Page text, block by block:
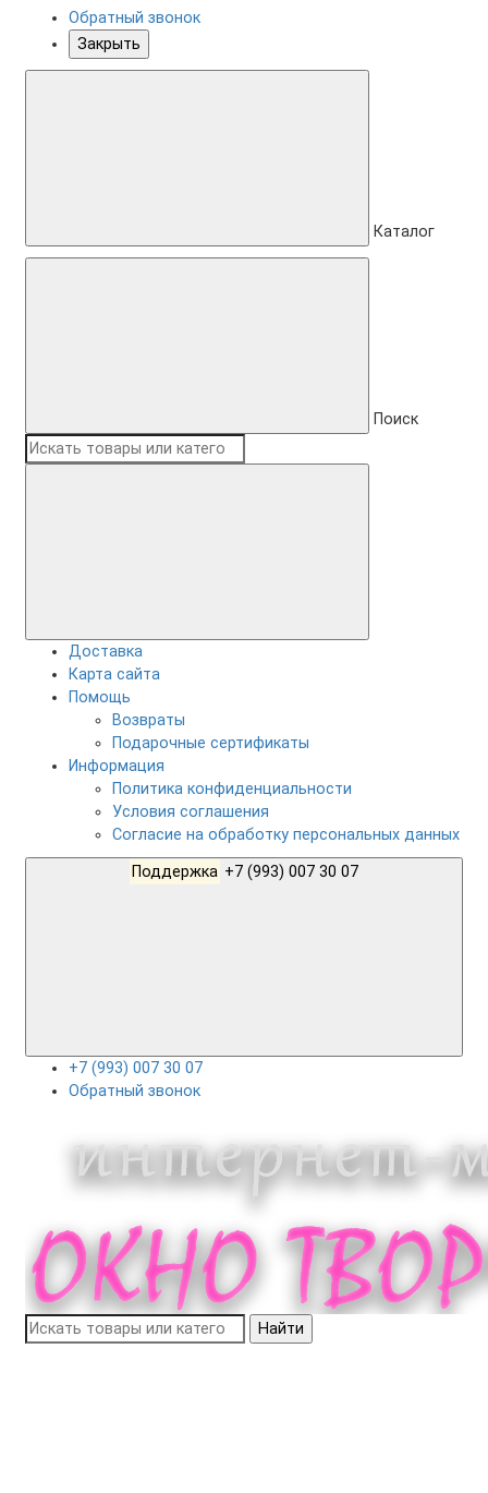
Обратный звонок
Закрыть
Каталог
Поиск
Доставка
Карта сайта
Помощь
Возвраты
Подарочные сертификаты
Информация
Политика конфиденциальности
Условия соглашения
Согласие на обработку персональных данных
Поддержка
+7 (993) 007 30 07
Обратный звонок
Найти